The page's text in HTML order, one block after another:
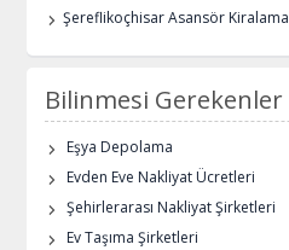
Şereflikoçhisar Asansör Kiralama
Bilinmesi Gerekenler
Eşya Depolama
Evden Eve Nakliyat Ücretleri
Şehirlerarası Nakliyat Şirketleri
Ev Taşıma Şirketleri